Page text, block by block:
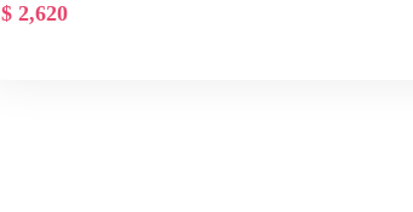
10840-016
$ 2,620